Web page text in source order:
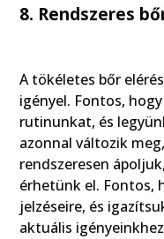
8. Rendszeres
A tökéletes bőr
igényel. Fontos,
rutinunkat, és
azonnal változik
rendszeresen
érhetünk el. Fontos,
jelzéseire, és
aktuális